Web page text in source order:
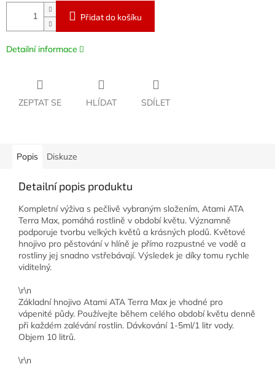
Přidat do košíku
Detailní informace
ZEPTAT SE HLÍDAT SDÍLET
Popis Diskuze
Detailní popis produktu
Kompletní výživa s pečlivě vybraným složením, Atami ATA
Terra Max, pomáhá rostlině v období květu. Významně
podporuje tvorbu velkých květů a krásných plodů. Květové
hnojivo pro pěstování v hlíně je přímo rozpustné ve vodě a
rostliny jej snadno vstřebávají. Výsledek je díky tomu rychle
viditelný.
\r\n
Základní hnojivo Atami ATA Terra Max je vhodné pro
vápenité půdy. Používejte během celého období květu denně
při každém zalévání rostlin. Dávkování 1-5ml/1 litr vody.
Objem 10 litrů.
\r\n